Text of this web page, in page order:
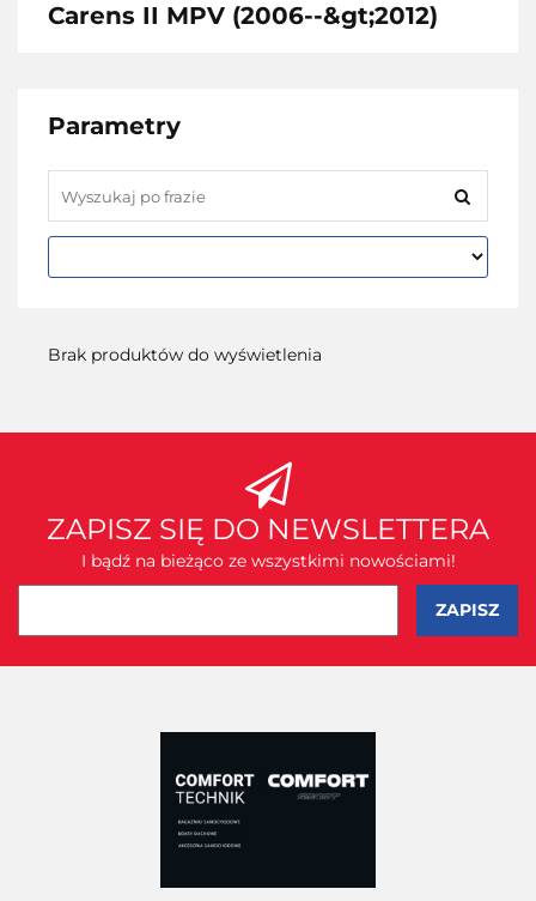
Carens II MPV (2006--&gt;2012)
Parametry
Brak produktów do wyświetlenia
ZAPISZ SIĘ DO NEWSLETTERA
I bądź na bieżąco ze wszystkimi nowościami!